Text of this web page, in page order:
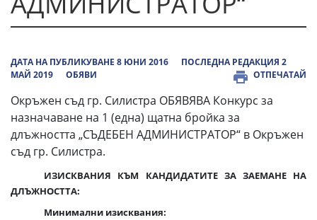
ДАТА НА ПУБЛИКУВАНЕ 8 ЮНИ 2016
ПОСЛЕДНА РЕДАКЦИЯ 2
МАЙ 2019
ОБЯВИ ОТПЕЧАТАЙ
Окръжен съд гр. Силистра ОБЯВЯВА Конкурс за
назначаване на 1 (една) щатна бройка за
длъжността „СЪДЕБЕН АДМИНИСТРАТОР“ в Окръжен
съд гр. Силистра.
ИЗИСКВАНИЯ КЪМ КАНДИДАТИТЕ ЗА ЗАЕМАНЕ НА
ДЛЪЖНОСТТА:
Минимални изисквания: